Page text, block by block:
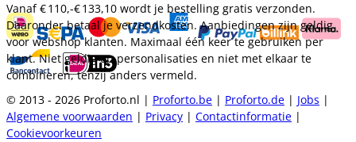
Vanaf€ 110,-€ 133,10 wordt je bestelling gratis verzonden.
Daaronder betaal je verzendkosten. Aanbiedingen zijn geldig
voor webshop klanten. Maximaal één keer te gebruiken per
klant. Niet geldig op personalisaties en niet met elkaar te
combineren, tenzij anders vermeld.
© 2013 - 2026 Proforto.nl | Proforto.be | Proforto.de | Jobs |
Algemene voorwaarden | Privacy | Contactinformatie |
Cookievoorkeuren